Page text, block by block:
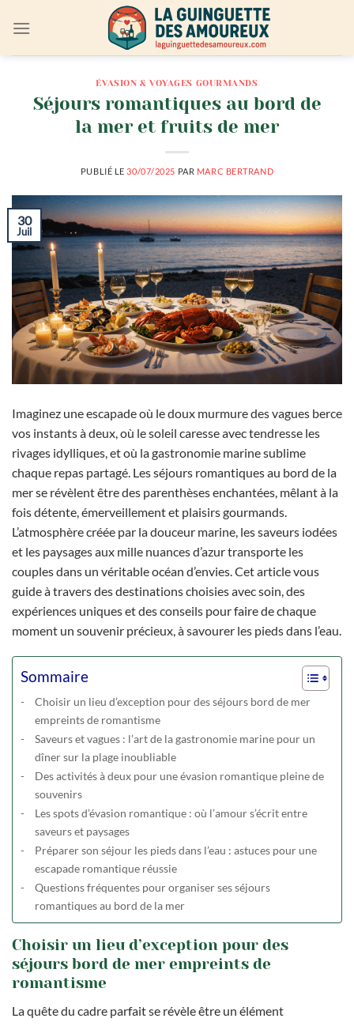
ÉVASION & VOYAGES GOURMANDS
Séjours romantiques au bord de
la mer et fruits de mer
PUBLIÉ LE 30/07/2025 PAR MARC BERTRAND
30
Juil
Imaginez une escapade où le doux murmure des vagues berce
vos instants à deux, où le soleil caresse avec tendresse les
rivages idylliques, et où la gastronomie marine sublime
chaque repas partagé. Les séjours romantiques au bord de la
mer se révèlent être des parenthèses enchantées, mêlant à la
fois détente, émerveillement et plaisirs gourmands.
L’atmosphère créée par la douceur marine, les saveurs iodées
et les paysages aux mille nuances d’azur transporte les
couples dans un véritable océan d’envies. Cet article vous
guide à travers des destinations choisies avec soin, des
expériences uniques et des conseils pour faire de chaque
moment un souvenir précieux, à savourer les pieds dans l’eau.
Sommaire
Choisir un lieu d’exception pour des séjours bord de mer
empreints de romantisme
Saveurs et vagues : l’art de la gastronomie marine pour un
dîner sur la plage inoubliable
Des activités à deux pour une évasion romantique pleine de
souvenirs
Les spots d’évasion romantique : où l’amour s’écrit entre
saveurs et paysages
Préparer son séjour les pieds dans l’eau : astuces pour une
escapade romantique réussie
Questions fréquentes pour organiser ses séjours
romantiques au bord de la mer
Choisir un lieu d’exception pour des
séjours bord de mer empreints de
romantisme
La quête du cadre parfait se révèle être un élément